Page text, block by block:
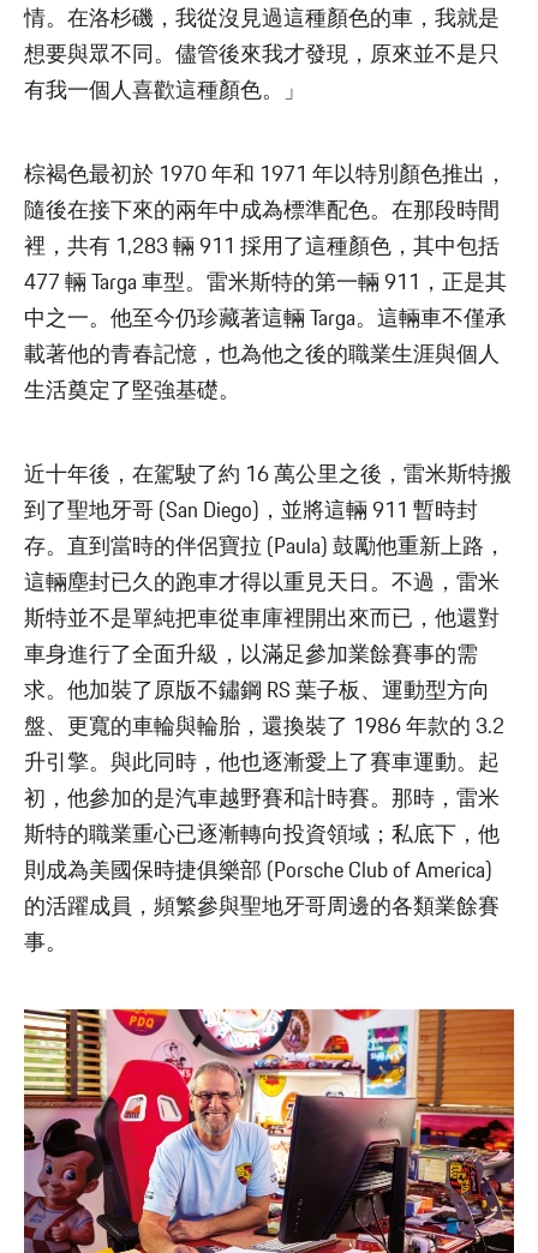
情。在洛杉磯，我從沒見過這種顏色的車，我就是
想要與眾不同。儘管後來我才發現，原來並不是只
有我一個人喜歡這種顏色。」
棕褐色最初於 1970 年和 1971 年以特別顏色推出，
隨後在接下來的兩年中成為標準配色。在那段時間
裡，共有 1,283 輛 911 採用了這種顏色，其中包括
477 輛 Targa 車型。雷米斯特的第一輛 911，正是其
中之一。他至今仍珍藏著這輛 Targa。這輛車不僅承
載著他的青春記憶，也為他之後的職業生涯與個人
生活奠定了堅強基礎。
近十年後，在駕駛了約 16 萬公里之後，雷米斯特搬
到了聖地牙哥 (San Diego)，並將這輛 911 暫時封
存。直到當時的伴侶寶拉 (Paula) 鼓勵他重新上路，
這輛塵封已久的跑車才得以重見天日。不過，雷米
斯特並不是單純把車從車庫裡開出來而已，他還對
車身進行了全面升級，以滿足參加業餘賽事的需
求。他加裝了原版不鏽鋼 RS 葉子板、運動型方向
盤、更寬的車輪與輪胎，還換裝了 1986 年款的 3.2
升引擎。與此同時，他也逐漸愛上了賽車運動。起
初，他參加的是汽車越野賽和計時賽。那時，雷米
斯特的職業重心已逐漸轉向投資領域；私底下，他
則成為美國保時捷俱樂部 (Porsche Club of America)
的活躍成員，頻繁參與聖地牙哥周邊的各類業餘賽
事。